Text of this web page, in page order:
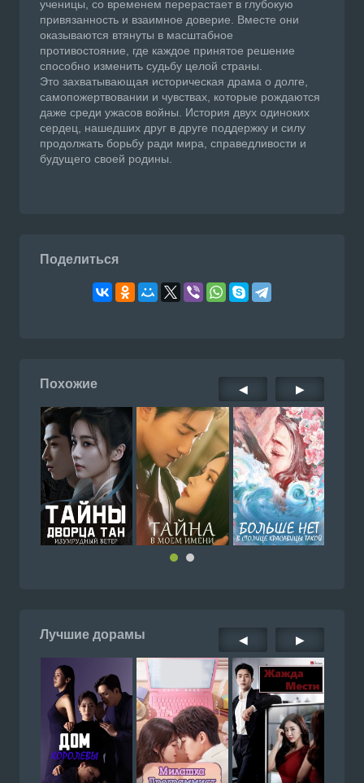
ученицы, со временем перерастает в глубокую
привязанность и взаимное доверие. Вместе они
оказываются втянуты в масштабное
противостояние, где каждое принятое решение
способно изменить судьбу целой страны.
Это захватывающая историческая драма о долге,
самопожертвовании и чувствах, которые рождаются
даже среди ужасов войны. История двух одиноких
сердец, нашедших друг в друге поддержку и силу
продолжать борьбу ради мира, справедливости и
будущего своей родины.
Поделиться
Похожие ◀ ▶
Лучшие дорамы ◀ ▶